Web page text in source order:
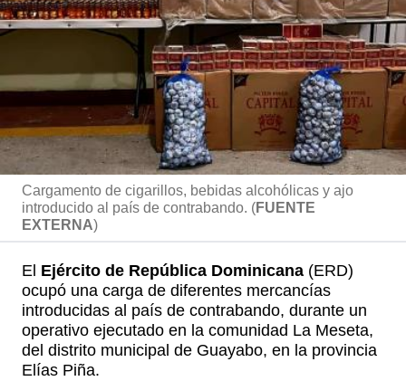
Cargamento de cigarillos, bebidas alcohólicas y ajo
introducido al país de contrabando. (FUENTE
EXTERNA)
El Ejército de República Dominicana (ERD)
ocupó una carga de diferentes mercancías
introducidas al país de contrabando, durante un
operativo ejecutado en la comunidad La Meseta,
del distrito municipal de Guayabo, en la provincia
Elías Piña.